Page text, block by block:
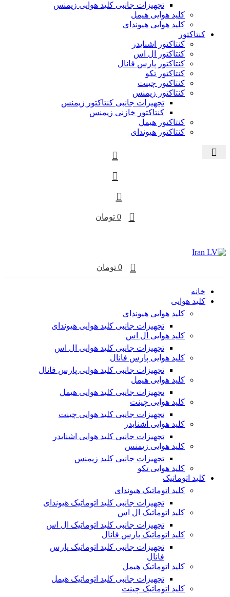
تجهیزات جانبی کلید هوایی زیمنس
کلید هوایی هیمل
کلید هوایی هیوندای
کنتاکتور
کنتاکتور اشنایدر
کنتاکتور ال اس
کنتاکتور پارس فانال
کنتاکتور تکو
کنتاکتور چینت
کنتاکتور زیمنس
تجهیزات جانبی کنتاکتور زیمنس
کنتاکتور خازنی زیمنس
کنتاکتور هیمل
کنتاکتور هیوندای
0
0 تومان
0
0 تومان
خانه
کلید هوایی
کلید هوایی هیوندای
تجهیزات جانبی کلید هوایی هیوندای
کلید هوایی ال اس
تجهیزات جانبی کلید هوایی ال اس
کلید هوایی پارس فانال
تجهیزات جانبی کلید هوایی پارس فانال
کلید هوایی هیمل
تجهیزات جانبی کلید هوایی هیمل
کلید هوایی چینت
تجهیزات جانبی کلید هوایی چینت
کلید هوایی اشنایدر
تجهیزات جانبی کلید هوایی اشنایدر
کلید هوایی زیمنس
تجهیزات جانبی کلید زیمنس
کلید هوایی تکو
کلید اتوماتیک
کلید اتوماتیک هیوندای
تجهیزات جانبی کلید اتوماتیک هیوندای
کلید اتوماتیک ال اس
تجهیزات جانبی کلید اتوماتیک ال اس
کلید اتوماتیک پارس فانال
تجهیزات جانبی کلید اتوماتیک پارس
فانال
کلید اتوماتیک هیمل
تجهیزات جانبی کلید اتوماتیک هیمل
کلید اتوماتیک چینت